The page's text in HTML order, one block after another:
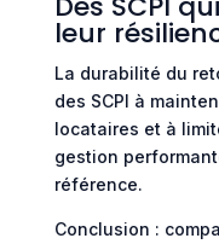
leur
La durabilité du
des SCPI à
locataires et à
gestion
référence.
Conclusion :